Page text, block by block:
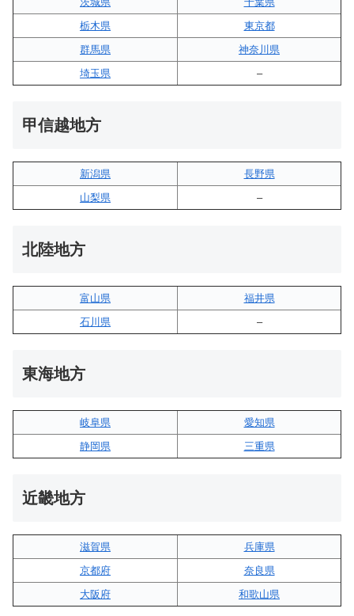
栃木県
東京都
群馬県
神奈川県
埼玉県
–
甲信越地方
新潟県
長野県
山梨県
–
北陸地方
富山県
福井県
石川県
–
東海地方
岐阜県
愛知県
静岡県
三重県
近畿地方
滋賀県
兵庫県
京都府
奈良県
大阪府
和歌山県